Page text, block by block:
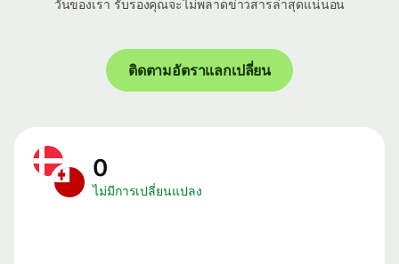
วันของเรา รับรองคุณจะไม่พลาดข่าวสารล่าสุดแน่นอน
ติดตามอัตราแลกเปลี่ยน
0
ไม่มีการเปลี่ยนแปลง